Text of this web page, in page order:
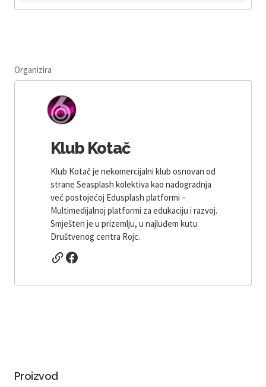
Organizira
Klub Kotač
Klub Kotač je nekomercijalni klub osnovan od
strane Seasplash kolektiva kao nadogradnja
već postojećoj Edusplash platformi –
Multimedijalnoj platformi za edukaciju i razvoj.
Smješten je u prizemlju, u najluđem kutu
Društvenog centra Rojc.
Proizvod